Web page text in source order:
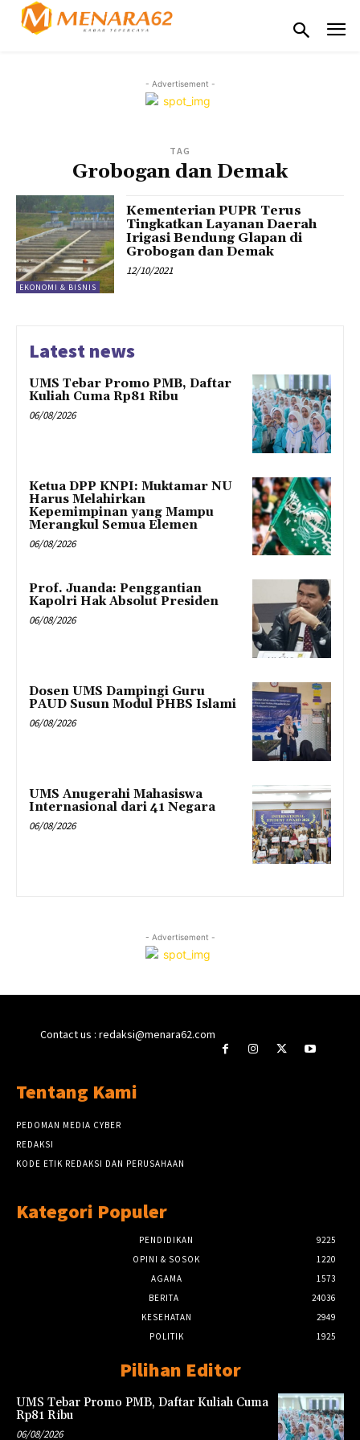
- Advertisement -
TAG
Grobogan dan Demak
EKONOMI & BISNIS
Kementerian PUPR Terus
Tingkatkan Layanan Daerah
Irigasi Bendung Glapan di
Grobogan dan Demak
12/10/2021
Latest news
UMS Tebar Promo PMB, Daftar
Kuliah Cuma Rp81 Ribu
06/08/2026
Ketua DPP KNPI: Muktamar NU
Harus Melahirkan
Kepemimpinan yang Mampu
Merangkul Semua Elemen
06/08/2026
Prof. Juanda: Penggantian
Kapolri Hak Absolut Presiden
06/08/2026
Dosen UMS Dampingi Guru
PAUD Susun Modul PHBS Islami
06/08/2026
UMS Anugerahi Mahasiswa
Internasional dari 41 Negara
06/08/2026
- Advertisement -
Contact us : redaksi@menara62.com
Tentang Kami
PEDOMAN MEDIA CYBER
REDAKSI
KODE ETIK REDAKSI DAN PERUSAHAAN
Kategori Populer
PENDIDIKAN
9225
OPINI & SOSOK
1220
AGAMA
1573
BERITA
24036
KESEHATAN
2949
POLITIK
1925
Pilihan Editor
UMS Tebar Promo PMB, Daftar Kuliah Cuma
Rp81 Ribu
06/08/2026